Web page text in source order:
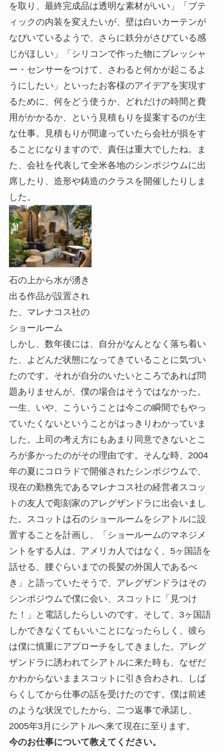
を取り、最終完成品は透明な素材がいい」「ブテ
ィックの内装を変えたいが、壁は白いカーテンが
なびいているようで、さらに鉄分がさびている感
じがほしい」「シリコンで作った物にプレッシャ
ー・センサーをつけて、さわると何かが起こるよ
うにしたい」といったお客様のアイデアを実現す
るために、何をどう使うか、どれだけの時間と費
用がかかるか、という見積もりを提案するのが主
な仕事。見積もりが間違っていたら会社が損をす
ることになりますので、責任は重大でしたね。ま
た、会社を代表して全米各地のシンポジウムに出
席したり、造形や鋳造のクラスを開催したりしま
した。
石の上から水が湧き
出る作品が設置され
た、マレナコス社の
ショールーム
しかし、数年後には、自分がなんとなく落ち着い
た、よどんだ状態になってきていることに気づい
たのです。それが自分のいたいところであれば問
題ありませんが、僕の場合はそうではなかった。
一生、いや、こういうことは今この瞬間でもやっ
ていたくないということがはっきりわかっていま
した。上司の考え方にもあまり同意できないとこ
ろが多かったのがその理由です。そんな時、2004
年の夏にコロラドで開催されたシンポジウムで、
現在の勤務先であるマレナコス社の経営者スコッ
トの友人で彫刻家のアレグザンドラに出会いまし
た。スコットは石のショールームをシアトルに設
置することを計画し、「ショールームのマネジメ
ントをする人は、アメリカ人ではなく、5ヶ国語を
話せる、腰ぐらいまでの長髪の外国人であるべ
き」と語っていたそうで、アレグザンドラはその
シンポジウムで僕に会い、スコットに「見つけ
た！」と電話したらしいのです。そして、3ヶ国語
しかできなくてもいいことになったらしく、彼ら
は僕に慎重にアプローチをしてきました。アレグ
ザンドラに誘われてシアトルに来た時も、なぜだ
かわからないままスコットに引き合わされ、しば
らくしてから仕事の話を受けたのです。僕は前述
のような状況でしたから、二つ返事で承諾し、
2005年3月にシアトルへ来て現在に至ります。
今のお仕事について教えてください。